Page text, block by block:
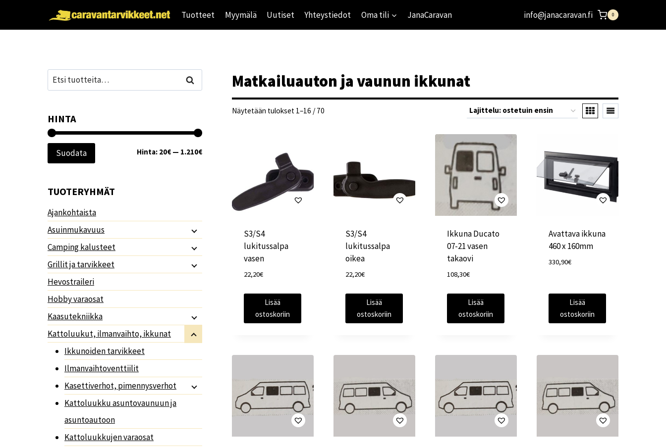
Tuotteet Myymälä Uutiset Yhteystiedot Oma tili JanaCaravan info@janacaravan.fi 0
Matkailuauton ja vaunun ikkunat
Näytetään tulokset 1–16 / 70Suosituimmat
S3/S4
lukitussalpa
vasen
22,20€
Lisää
ostoskoriin
S3/S4
lukitussalpa
oikea
22,20€
Lisää
ostoskoriin
Ikkuna Ducato
07-21 vasen
takaovi
108,30€
Lisää
ostoskoriin
Avattava ikkuna
460 x 160mm
330,90€
Lisää
ostoskoriin
Etsi: Haku
HINTA
Minimihinta
Maksimihinta
Suodata Hinta: 20€ — 1.210€
TUOTERYHMÄT
Ajankohtaista
Asuinmukavuus
Camping kalusteet
Grillit ja tarvikkeet
Hevostraileri
Hobby varaosat
Kaasutekniikka
Kattoluukut, ilmanvaihto, ikkunat
Ikkunoiden tarvikkeet
Ilmanvaihtoventtiilit
Kasettiverhot, pimennysverhot
Kattoluukku asuntovaunuun ja
asuntoautoon
Kattoluukkujen varaosat